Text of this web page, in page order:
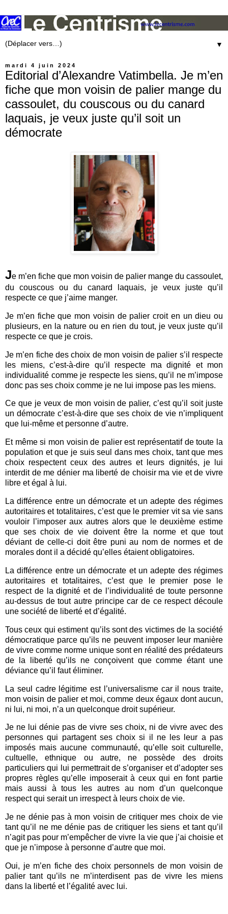
▼
mardi 4 juin 2024
Editorial d’Alexandre Vatimbella. Je m’en
fiche que mon voisin de palier mange du
cassoulet, du couscous ou du canard
laquais, je veux juste qu’il soit un
démocrate
Je m’en fiche que mon voisin de palier mange du cassoulet,
du couscous ou du canard laquais, je veux juste qu’il
respecte ce que j’aime manger.
Je m’en fiche que mon voisin de palier croit en un dieu ou
plusieurs, en la nature ou en rien du tout, je veux juste qu’il
respecte ce que je crois.
Je m’en fiche des choix de mon voisin de palier s’il respecte
les miens, c’est-à-dire qu’il respecte ma dignité et mon
individualité comme je respecte les siens, qu’il ne m’impose
donc pas ses choix comme je ne lui impose pas les miens.
Ce que je veux de mon voisin de palier, c’est qu’il soit juste
un démocrate c’est-à-dire que ses choix de vie n’impliquent
que lui-même et personne d’autre.
Et même si mon voisin de palier est représentatif de toute la
population et que je suis seul dans mes choix, tant que mes
choix respectent ceux des autres et leurs dignités, je lui
interdit de me dénier ma liberté de choisir ma vie et de vivre
libre et égal à lui.
La différence entre un démocrate et un adepte des régimes
autoritaires et totalitaires, c’est que le premier vit sa vie sans
vouloir l’imposer aux autres alors que le deuxième estime
que ses choix de vie doivent être la norme et que tout
déviant de celle-ci doit être puni au nom de normes et de
morales dont il a décidé qu’elles étaient obligatoires.
La différence entre un démocrate et un adepte des régimes
autoritaires et totalitaires, c’est que le premier pose le
respect de la dignité et de l’individualité de toute personne
au-dessus de tout autre principe car de ce respect découle
une société de liberté et d’égalité.
Tous ceux qui estiment qu’ils sont des victimes de la société
démocratique parce qu’ils ne peuvent imposer leur manière
de vivre comme norme unique sont en réalité des prédateurs
de la liberté qu’ils ne conçoivent que comme étant une
déviance qu’il faut éliminer.
La seul cadre légitime est l’universalisme car il nous traite,
mon voisin de palier et moi, comme deux égaux dont aucun,
ni lui, ni moi, n’a un quelconque droit supérieur.
Je ne lui dénie pas de vivre ses choix, ni de vivre avec des
personnes qui partagent ses choix si il ne les leur a pas
imposés mais aucune communauté, qu’elle soit culturelle,
cultuelle, ethnique ou autre, ne possède des droits
particuliers qui lui permettrait de s’organiser et d’adopter ses
propres règles qu’elle imposerait à ceux qui en font partie
mais aussi à tous les autres au nom d’un quelconque
respect qui serait un irrespect à leurs choix de vie.
Je ne dénie pas à mon voisin de critiquer mes choix de vie
tant qu’il ne me dénie pas de critiquer les siens et tant qu’il
n’agit pas pour m’empêcher de vivre la vie que j’ai choisie et
que je n’impose à personne d’autre que moi.
Oui, je m’en fiche des choix personnels de mon voisin de
palier tant qu’ils ne m’interdisent pas de vivre les miens
dans la liberté et l’égalité avec lui.